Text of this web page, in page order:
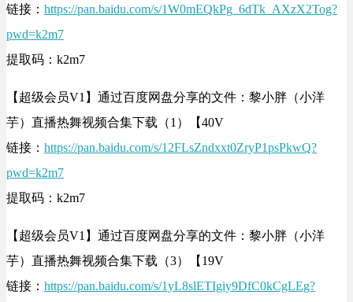
链接： https://pan.baidu.com/s/1W0mEQkPg_6dTk_AXzX2Tog?
pwd=k2m7
提取码：k2m7
【超级会员V1】通过百度网盘分享的文件：黎小胖（小洋
芋）直播热舞视频合集下载（1）【40V
链接： https://pan.baidu.com/s/12FLsZndxxt0ZryP1psPkwQ?
pwd=k2m7
提取码：k2m7
【超级会员V1】通过百度网盘分享的文件：黎小胖（小洋
芋）直播热舞视频合集下载（3）【19V
链接： https://pan.baidu.com/s/1yL8slETIgiy9DfC0kCgLEg?